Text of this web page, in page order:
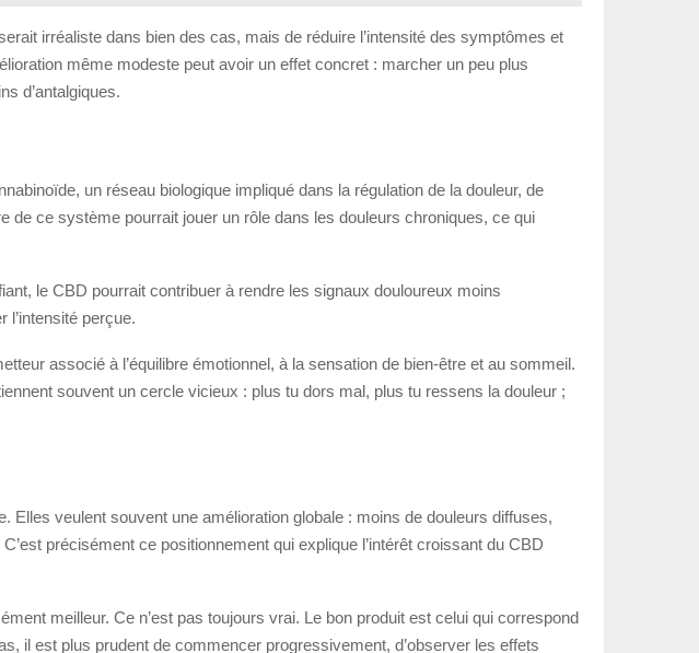
irréaliste dans bien des cas, mais de réduire l’intensité des symptômes et
même modeste peut avoir un effet concret : marcher un peu plus
d’antalgiques.
un réseau biologique impliqué dans la régulation de la douleur, de
de ce système pourrait jouer un rôle dans les douleurs chroniques, ce qui
le CBD pourrait contribuer à rendre les signaux douloureux moins
l’intensité perçue.
associé à l’équilibre émotionnel, à la sensation de bien-être et au sommeil.
souvent un cercle vicieux : plus tu dors mal, plus tu ressens la douleur ;
Elles veulent souvent une amélioration globale : moins de douleurs diffuses,
précisément ce positionnement qui explique l’intérêt croissant du CBD
meilleur. Ce n’est pas toujours vrai. Le bon produit est celui qui correspond
il est plus prudent de commencer progressivement, d’observer les effets